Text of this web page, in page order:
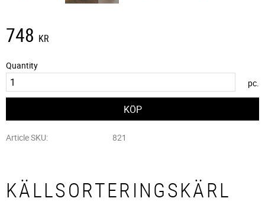
748 KR
Quantity
pc.
Article SKU 821
KÄLLSORTERINGSKÄRL